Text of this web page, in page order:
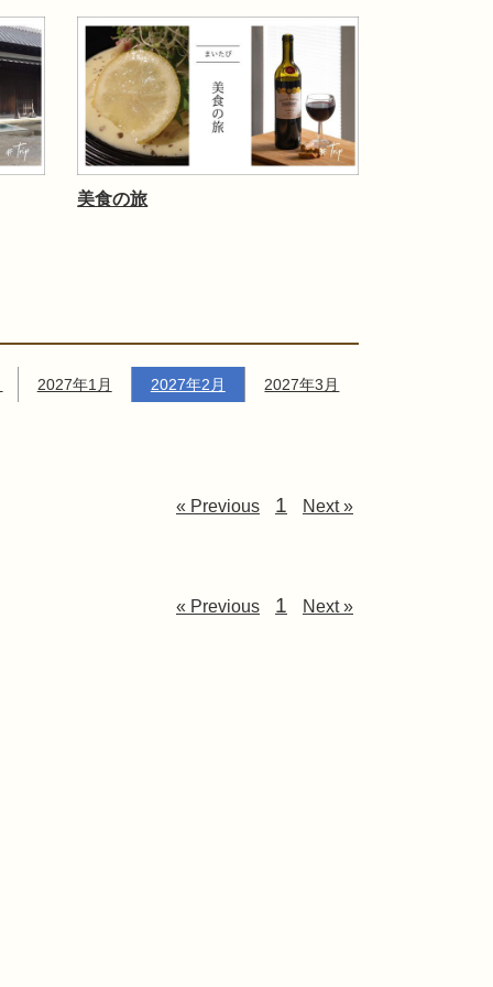
美食の旅
2027年1月 2027年2月 2027年3月
« Previous 1 Next »
« Previous 1 Next »